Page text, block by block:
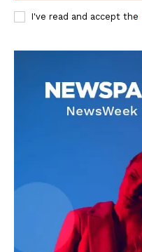
AIN NEWS 1
Contact Us
Privacy Policy
Terms of Use Agreement
I've read and accept the